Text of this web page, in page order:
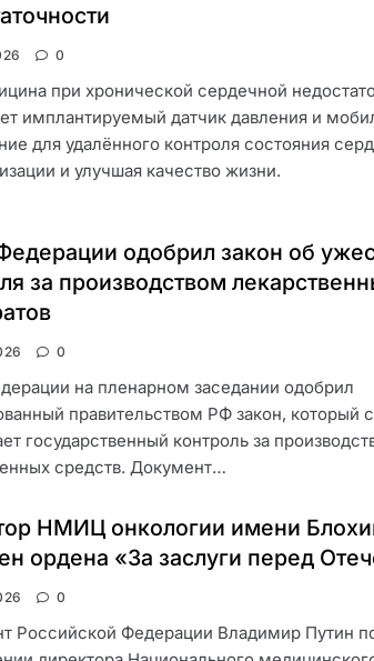
0
при хронической сердечной
имплантируемый датчик давления и
для удалённого контроля состояния
и улучшая качество жизни.
одобрил закон об
за производством
0
на пленарном заседании одобрил
правительством РФ закон, который
государственный контроль за
средств. Документ…
НМИЦ онкологии имени
ордена «За заслуги перед
0
Российской Федерации Владимир Путин